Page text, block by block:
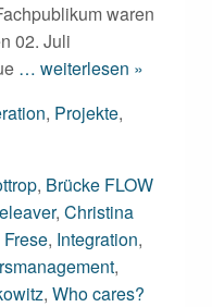
waren
02. Juli
… weiterlesen »
, Projekte,
, Brücke FLOW
, Christina
Frese, Integration,
,
, Who cares?